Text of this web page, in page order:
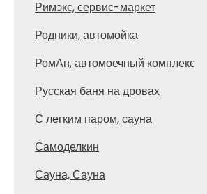
Римэкс, сервис-маркет
Родники, автомойка
РомАн, автомоечный комплекс
Русская баня на дровах
С легким паром, сауна
Самоделкин
Сауна, Сауна